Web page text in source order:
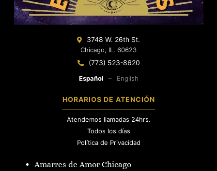
3748 W. 26th St.
Chicago, IL. 60623
(773) 523-8620
Español – English
HORARIOS DE ATENCIÓN
Atendemos llamadas 24hrs.
Todos los días
Política de Privacidad
Amarres de Amor Chicago